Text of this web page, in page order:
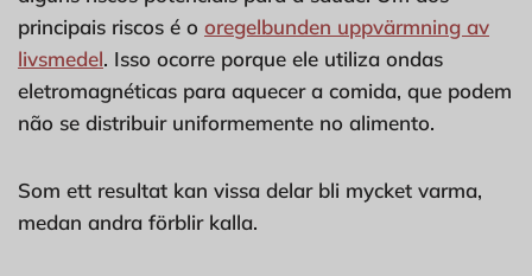
principais riscos é o oregelbunden uppvärmning av
livsmedel. Isso ocorre porque ele utiliza ondas
eletromagnéticas para aquecer a comida, que podem
não se distribuir uniformemente no alimento.
Som ett resultat kan vissa delar bli mycket varma,
medan andra förblir kalla.